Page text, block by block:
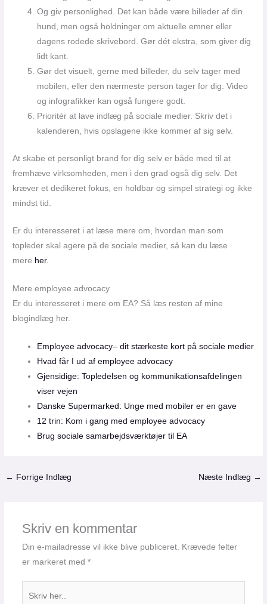
Og giv personlighed. Det kan både være billeder af din
hund, men også holdninger om aktuelle emner eller
dagens rodede skrivebord. Gør dét ekstra, som giver dig
lidt kant.
Gør det visuelt, gerne med billeder, du selv tager med
mobilen, eller den nærmeste person tager for dig. Video
og infografikker kan også fungere godt.
Prioritér at lave indlæg på sociale medier. Skriv det i
kalenderen, hvis opslagene ikke kommer af sig selv.
At skabe et personligt brand for dig selv er både med til at
fremhæve virksomheden, men i den grad også dig selv. Det
kræver et dedikeret fokus, en holdbar og simpel strategi og ikke
mindst tid.
Er du interesseret i at læse mere om, hvordan man som
topleder skal agere på de sociale medier, så kan du læse
mere her.
Mere employee advocacy
Er du interesseret i mere om EA? Så læs resten af mine
blogindlæg her.
Employee advocacy– dit stærkeste kort på sociale medier
Hvad får I ud af employee advocacy
Gjensidige: Topledelsen og kommunikationsafdelingen
viser vejen
Danske Supermarked: Unge med mobiler er en gave
12 trin: Kom i gang med employee advocacy
Brug sociale samarbejdsværktøjer til EA
← Forrige Indlæg Næste Indlæg →
Skriv en kommentar
Din e-mailadresse vil ikke blive publiceret.
Krævede felter
er markeret med *